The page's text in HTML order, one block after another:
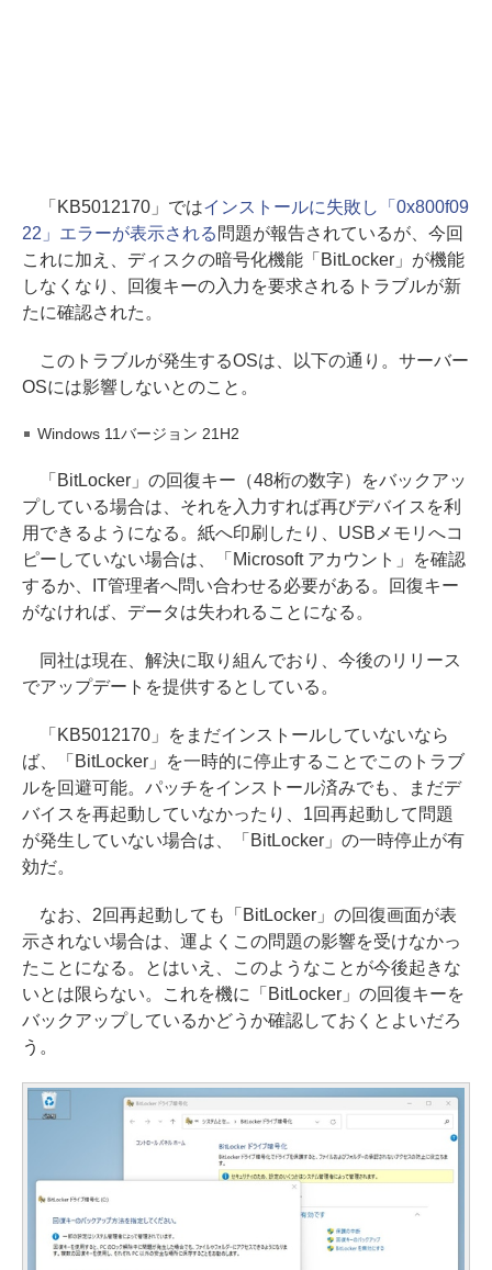
「KB5012170」ではインストールに失敗し「0x800f09
22」エラーが表示される 問題が報告されているが、今回
これに加え、ディスクの暗号化機能「BitLocker」が機能
しなくなり、回復キーの入力を要求されるトラブルが新
たに確認された。
このトラブルが発生するOSは、以下の通り。サーバー
OSには影響しないとのこと。
Windows 11バージョン 21H2
「BitLocker」の回復キー（48桁の数字）をバックアッ
プしている場合は、それを入力すれば再びデバイスを利
用できるようになる。紙へ印刷したり、USBメモリへコ
ピーしていない場合は、「Microsoft アカウント」を確認
するか、IT管理者へ問い合わせる必要がある。回復キー
がなければ、データは失われることになる。
同社は現在、解決に取り組んでおり、今後のリリース
でアップデートを提供するとしている。
「KB5012170」をまだインストールしていないなら
ば、「BitLocker」を一時的に停止することでこのトラブ
ルを回避可能。パッチをインストール済みでも、まだデ
バイスを再起動していなかったり、1回再起動して問題
が発生していない場合は、「BitLocker」の一時停止が有
効だ。
なお、2回再起動しても「BitLocker」の回復画面が表
示されない場合は、運よくこの問題の影響を受けなかっ
たことになる。とはいえ、このようなことが今後起きな
いとは限らない。これを機に「BitLocker」の回復キーを
バックアップしているかどうか確認しておくとよいだろ
う。